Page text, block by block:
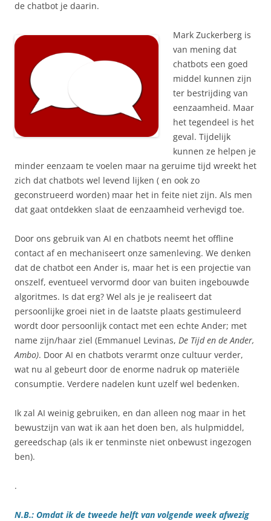
de chatbot je daarin.
Mark Zuckerberg is
van mening dat
chatbots een goed
middel kunnen zijn
ter bestrijding van
eenzaamheid. Maar
het tegendeel is het
geval. Tijdelijk
kunnen ze helpen je
minder eenzaam te voelen maar na geruime tijd wreekt het
zich dat chatbots wel levend lijken ( en ook zo
geconstrueerd worden) maar het in feite niet zijn. Als men
dat gaat ontdekken slaat de eenzaamheid verhevigd toe.
Door ons gebruik van AI en chatbots neemt het offline
contact af en mechaniseert onze samenleving. We denken
dat de chatbot een Ander is, maar het is een projectie van
onszelf, eventueel vervormd door van buiten ingebouwde
algoritmes. Is dat erg? Wel als je je realiseert dat
persoonlijke groei niet in de laatste plaats gestimuleerd
wordt door persoonlijk contact met een echte Ander; met
name zijn/haar ziel (Emmanuel Levinas, De Tijd en de Ander,
Ambo). Door AI en chatbots verarmt onze cultuur verder,
wat nu al gebeurt door de enorme nadruk op materiële
consumptie. Verdere nadelen kunt uzelf wel bedenken.
Ik zal AI weinig gebruiken, en dan alleen nog maar in het
bewustzijn van wat ik aan het doen ben, als hulpmiddel,
gereedschap (als ik er tenminste niet onbewust ingezogen
ben).
.
N.B.: Omdat ik de tweede helft van volgende week afwezig